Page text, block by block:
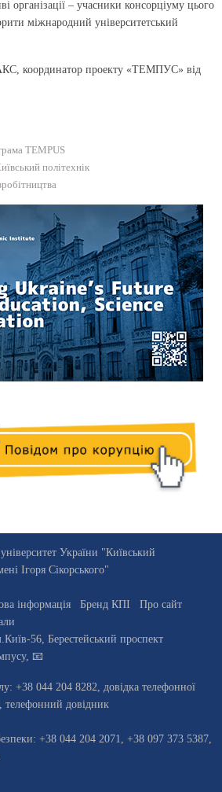
– учасники консорціуму цього
міжнародний університетський
координатор проекту «ТЕМПУС» від
TEMPUS
політехнік
України "Київський
Ігоря Сікорського"
інформація Бренд КПІ
Про сайт
Київ-56, Берестейський проспект
, 📧
+38 044 204 8282 , довiдка телефонної
телефонний довідник
+38 044 204 2071, +38 097 373 5387,